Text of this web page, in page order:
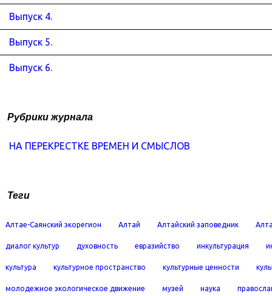
Выпуск 4.
Выпуск 5.
Выпуск 6.
Рубрики журнала
НА ПЕРЕКРЕСТКЕ ВРЕМЕН И СМЫСЛОВ
Теги
Алтае-Саянский экорегион Алтай Алтайский заповедник
диалог культур духовность евразийство инкультурация
культура культурное пространство культурные ценности
молодежное экологическое движение музей наука